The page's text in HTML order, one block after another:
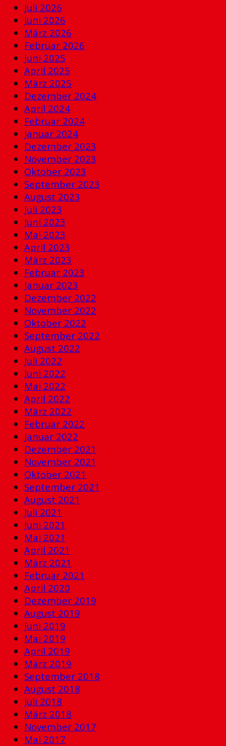
Juli 2026
Juni 2026
März 2026
Februar 2026
Juni 2025
April 2025
März 2025
Dezember 2024
April 2024
Februar 2024
Januar 2024
Dezember 2023
November 2023
Oktober 2023
September 2023
August 2023
Juli 2023
Juni 2023
Mai 2023
April 2023
März 2023
Februar 2023
Januar 2023
Dezember 2022
November 2022
Oktober 2022
September 2022
August 2022
Juli 2022
Juni 2022
Mai 2022
April 2022
März 2022
Februar 2022
Januar 2022
Dezember 2021
November 2021
Oktober 2021
September 2021
August 2021
Juli 2021
Juni 2021
Mai 2021
April 2021
März 2021
Februar 2021
April 2020
Dezember 2019
August 2019
Juni 2019
Mai 2019
April 2019
März 2019
September 2018
August 2018
Juli 2018
März 2018
November 2017
Mai 2017